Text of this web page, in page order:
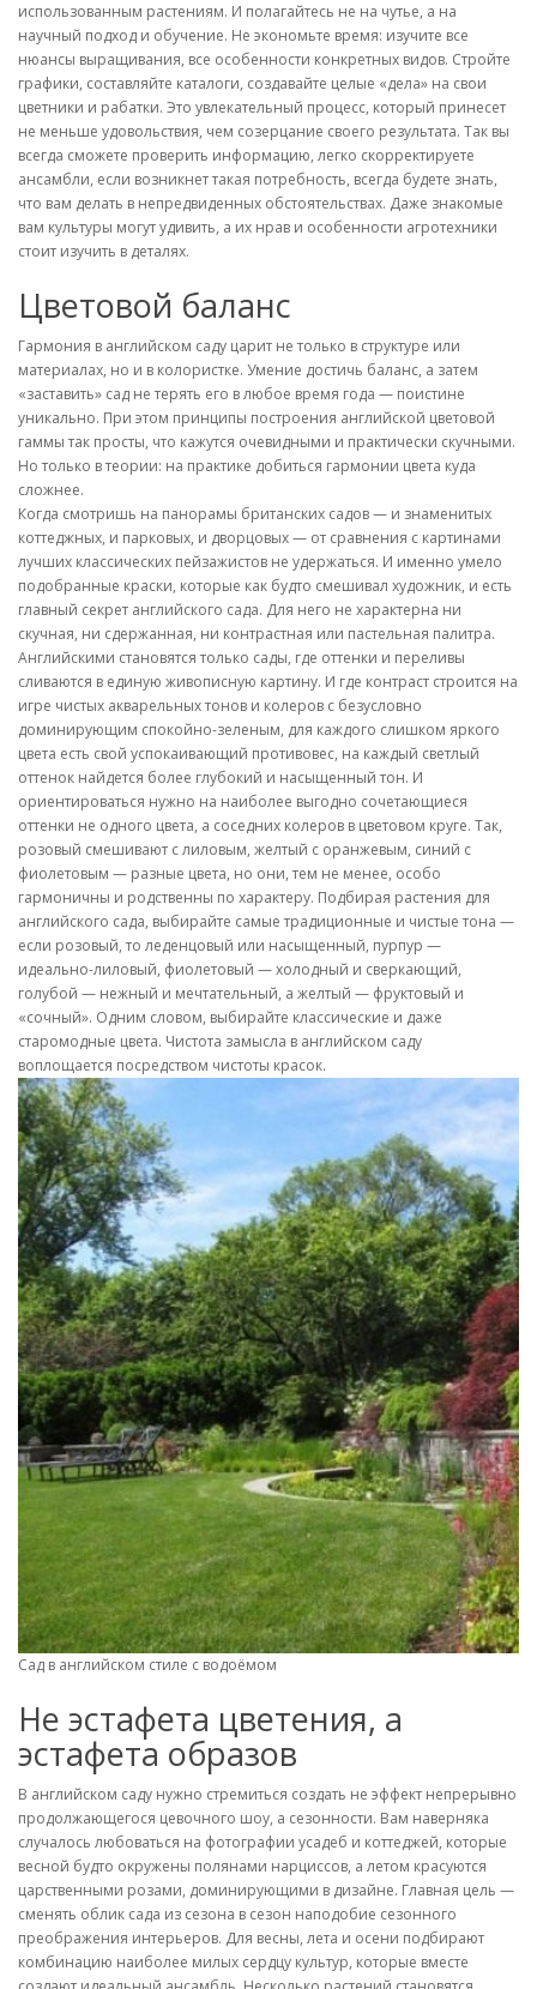
использованным растениям. И полагайтесь не на чутье, а на
научный подход и обучение. Не экономьте время: изучите все
нюансы выращивания, все особенности конкретных видов. Стройте
графики, составляйте каталоги, создавайте целые «дела» на свои
цветники и рабатки. Это увлекательный процесс, который принесет
не меньше удовольствия, чем созерцание своего результата. Так вы
всегда сможете проверить информацию, легко скорректируете
ансамбли, если возникнет такая потребность, всегда будете знать,
что вам делать в непредвиденных обстоятельствах. Даже знакомые
вам культуры могут удивить, а их нрав и особенности агротехники
стоит изучить в деталях.
Цветовой баланс
Гармония в английском саду царит не только в структуре или
материалах, но и в колористке. Умение достичь баланс, а затем
«заставить» сад не терять его в любое время года — поистине
уникально. При этом принципы построения английской цветовой
гаммы так просты, что кажутся очевидными и практически скучными.
Но только в теории: на практике добиться гармонии цвета куда
сложнее.
Когда смотришь на панорамы британских садов — и знаменитых
коттеджных, и парковых, и дворцовых — от сравнения с картинами
лучших классических пейзажистов не удержаться. И именно умело
подобранные краски, которые как будто смешивал художник, и есть
главный секрет английского сада. Для него не характерна ни
скучная, ни сдержанная, ни контрастная или пастельная палитра.
Английскими становятся только сады, где оттенки и переливы
сливаются в единую живописную картину. И где контраст строится на
игре чистых акварельных тонов и колеров с безусловно
доминирующим спокойно-зеленым, для каждого слишком яркого
цвета есть свой успокаивающий противовес, на каждый светлый
оттенок найдется более глубокий и насыщенный тон. И
ориентироваться нужно на наиболее выгодно сочетающиеся
оттенки не одного цвета, а соседних колеров в цветовом круге. Так,
розовый смешивают с лиловым, желтый с оранжевым, синий с
фиолетовым — разные цвета, но они, тем не менее, особо
гармоничны и родственны по характеру. Подбирая растения для
английского сада, выбирайте самые традиционные и чистые тона —
если розовый, то леденцовый или насыщенный, пурпур —
идеально-лиловый, фиолетовый — холодный и сверкающий,
голубой — нежный и мечтательный, а желтый — фруктовый и
«сочный». Одним словом, выбирайте классические и даже
старомодные цвета. Чистота замысла в английском саду
воплощается посредством чистоты красок.
Сад в английском стиле с водоёмом
Не эстафета цветения, а
эстафета образов
В английском саду нужно стремиться создать не эффект непрерывно
продолжающегося цевочного шоу, а сезонности. Вам наверняка
случалось любоваться на фотографии усадеб и коттеджей, которые
весной будто окружены полянами нарциссов, а летом красуются
царственными розами, доминирующими в дизайне. Главная цель —
сменять облик сада из сезона в сезон наподобие сезонного
преображения интерьеров. Для весны, лета и осени подбирают
комбинацию наиболее милых сердцу культур, которые вместе